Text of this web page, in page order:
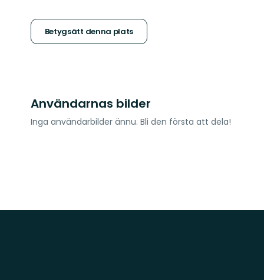
stjärnor
Betygsätt denna plats
Användarnas bilder
Inga användarbilder ännu. Bli den första att dela!